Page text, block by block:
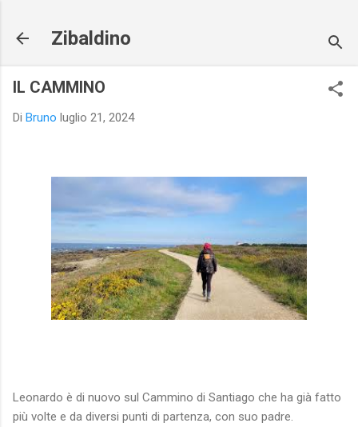
Zibaldino
IL CAMMINO
Di Bruno luglio 21, 2024
Leonardo è di nuovo sul Cammino di Santiago che ha già fatto
più volte e da diversi punti di partenza, con suo padre.